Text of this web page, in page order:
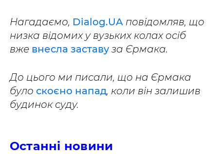
Нагадаємо, Dialog.UA повідомляв, що
низка відомих у вузьких колах осіб
вже внесла заставуза Єрмака.
До цього ми писали, що на Єрмака
було скоєно напад, коли він залишив
будинок суду.
Останні новини